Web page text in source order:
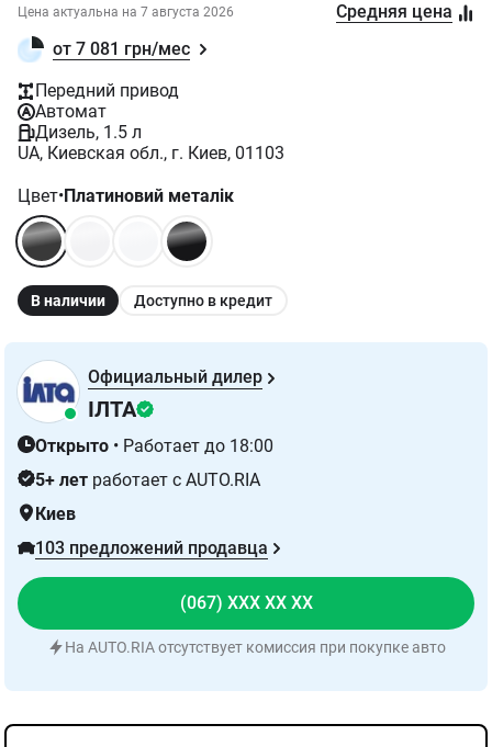
Цена актуальна на 7 августа 2026
Средняя цена
от 7 081 грн/мес
Передний привод
Автомат
Дизель, 1.5 л
UA, Киевская обл., г. Киев, 01103
Цвет•Платиновий металік
В наличии Доступно в кредит
Официальный дилер
ІЛТА
Открыто • Работает до 18:00
5+ лет работает с AUTO.RIA
Киев
103 предложений продавца
(067) XXX XX XX
На AUTO.RIA отсутствует комиссия при покупке авто